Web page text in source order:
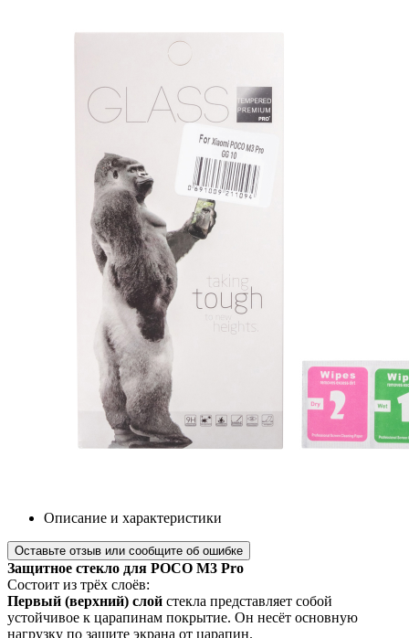
Описание и характеристики
Оставьте отзыв или сообщите об ошибке
Защитное стекло для POCO M3 Pro
Cостоит из трёх слоёв:
Первый (верхний) слой стекла представляет собой
устойчивое к царапинам покрытие. Он несёт основную
нагрузку по защите экрана от царапин.